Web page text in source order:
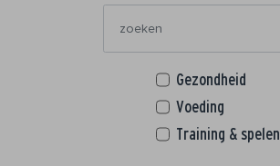
Gezondheid
Voeding
Training & spelen